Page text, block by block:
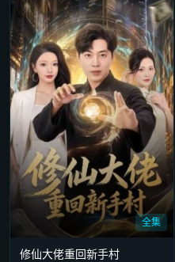
全集
修仙大佬重回新手村